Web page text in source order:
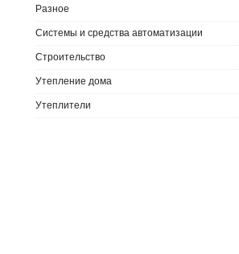
Разное
Системы и средства автоматизации
Строительство
Утепление дома
Утеплители